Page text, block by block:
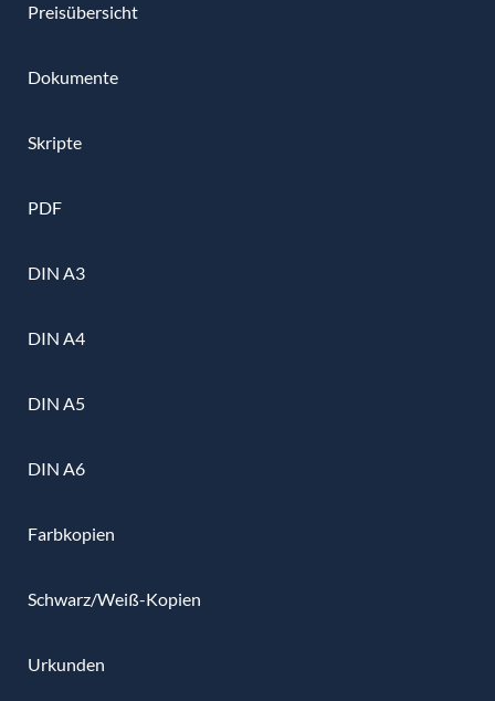
Preisübersicht
Dokumente
Skripte
PDF
DIN A3
DIN A4
DIN A5
DIN A6
Farbkopien
Schwarz/Weiß-Kopien
Urkunden